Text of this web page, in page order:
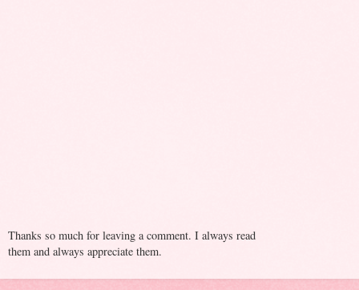
Thanks so much for leaving a comment. I always read
them and always appreciate them.